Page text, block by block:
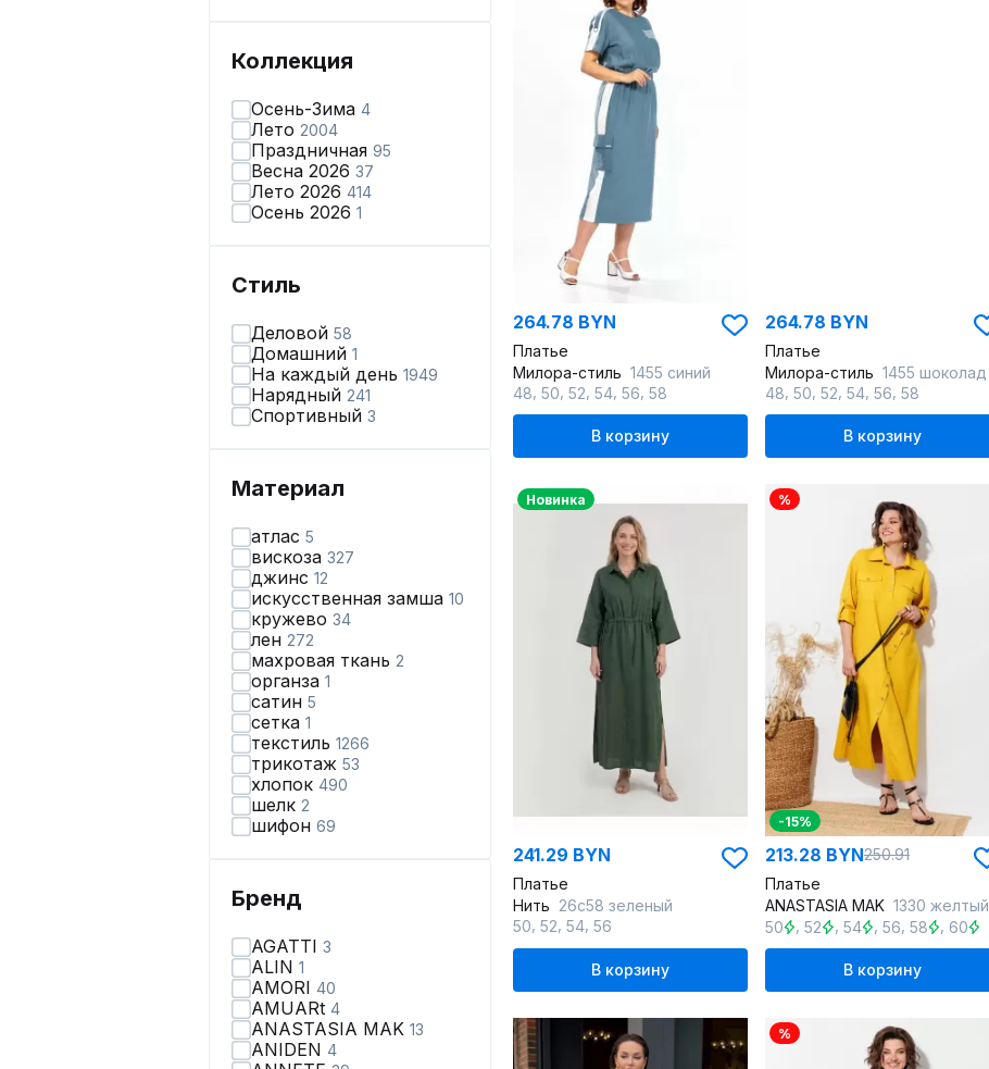
Коллекция
Осень-Зима 4
Лето 2004
Праздничная 95
Весна 2026 37
Лето 2026 414
Осень 2026 1
Стиль
Деловой 58
Домашний 1
На каждый день 1949
Нарядный 241
Спортивный 3
Материал
атлас 5
вискоза 327
джинс 12
искусственная замша 10
кружево 34
лен 272
махровая ткань 2
органза 1
сатин 5
сетка 1
текстиль 1266
трикотаж 53
хлопок 490
шелк 2
шифон 69
Бренд
AGATTI 3
ALIN 1
AMORI 40
AMUARt 4
ANASTASIA MAK 13
ANIDEN 4
264.78 BYN
Платье
Милора-стиль 1455 синий
48 50 52 54 56 58
В корзину
264.78 BYN
Платье
Милора-стиль 1455 шоколад
48 50 52 54 56 58
В корзину
Новинка
241.29 BYN
Платье
Нить 26с58 зеленый
50 52 54 56
В корзину
%
-15%
213.28 BYN250.91
Платье
ANASTASIA MAK 1330 желтый
50
,52 54 56 58 60
В корзину
%